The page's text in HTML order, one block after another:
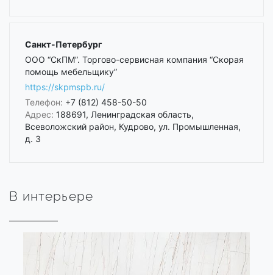
Санкт-Петербург
ООО “СкПМ”. Торгово-сервисная компания “Скорая
помощь мебельщику”
https://skpmspb.ru/
Телефон: +7 (812) 458-50-50
Адрес: 188691, Ленинградская область,
Всеволожский район, Кудрово, ул. Промышленная,
д. 3
В интерьере